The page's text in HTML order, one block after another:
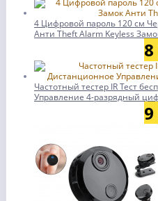
4 Цифровой пароль 120 см
Анти Theft Alarm Keyless
Частотный тестер IR Тест
Управление 4-разрядный
9